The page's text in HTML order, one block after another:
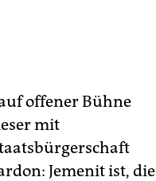
offener Bühne
mit
Jemenit ist, die